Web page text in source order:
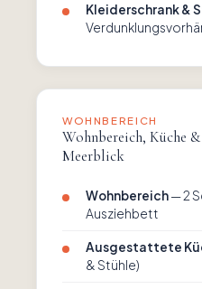
Kleiderschrank &
WOHNBEREICH
Wohnbereich, Küche
Meerblick
Wohnbereich— 2
Ausziehbett
Ausgestattete
& Stühle)